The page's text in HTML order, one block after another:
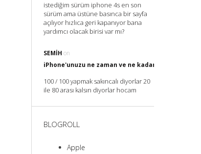
istediğim sürüm iphone 4s en son
sürüm ama üstüne basınca bir sayfa
açılıyor hızlıca geri kapanıyor bana
yardımcı olacak birisi var mı?
SEMIH on
iPhone'unuzu ne zaman ve ne kadar Şarj
100 / 100 yapmak sakıncalı diyorlar 20
ile 80 arası kalsın diyorlar hocam
BLOGROLL
Apple